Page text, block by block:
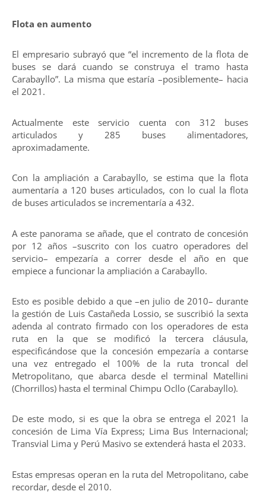
Flota en aumento
El empresario subrayó que “el incremento de la flota de
buses se dará cuando se construya el tramo hasta
Carabayllo”. La misma que estaría –posiblemente– hacia
el 2021.
Actualmente este servicio cuenta con 312 buses
articulados y 285 buses alimentadores,
aproximadamente.
Con la ampliación a Carabayllo, se estima que la flota
aumentaría a 120 buses articulados, con lo cual la flota
de buses articulados se incrementaría a 432.
A este panorama se añade, que el contrato de concesión
por 12 años –suscrito con los cuatro operadores del
servicio– empezaría a correr desde el año en que
empiece a funcionar la ampliación a Carabayllo.
Esto es posible debido a que –en julio de 2010– durante
la gestión de Luis Castañeda Lossio, se suscribió la sexta
adenda al contrato firmado con los operadores de esta
ruta en la que se modificó la tercera cláusula,
especificándose que la concesión empezaría a contarse
una vez entregado el 100% de la ruta troncal del
Metropolitano, que abarca desde el terminal Matellini
(Chorrillos) hasta el terminal Chimpu Ocllo (Carabayllo).
De este modo, si es que la obra se entrega el 2021 la
concesión de Lima Vía Express; Lima Bus Internacional;
Transvial Lima y Perú Masivo se extenderá hasta el 2033.
Estas empresas operan en la ruta del Metropolitano, cabe
recordar, desde el 2010.